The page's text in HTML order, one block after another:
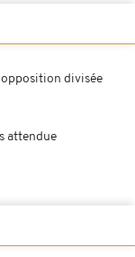
opposition divisée
attendue